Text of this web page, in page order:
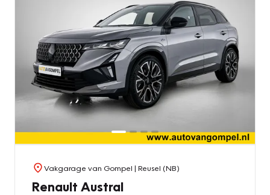
Vakgarage van Gompel | Reusel (NB)
Renault Austral